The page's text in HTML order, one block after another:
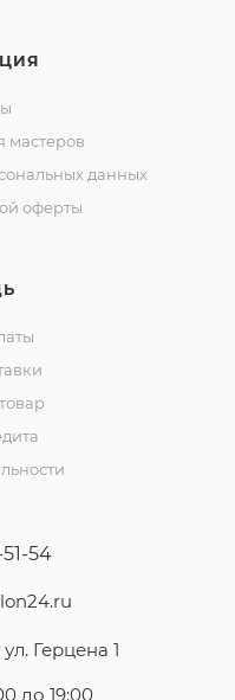
мастеров
данных
оферты
54
Герцена 1
до 19:00